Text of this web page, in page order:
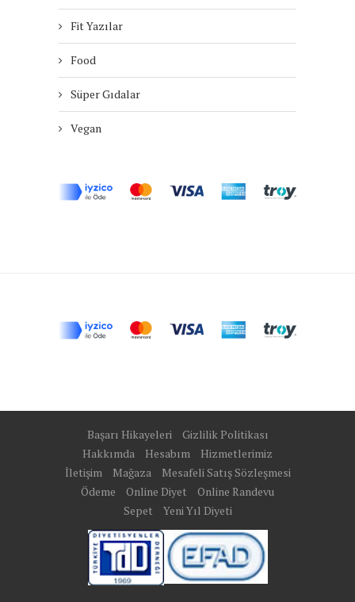
Fit Yazılar
Food
Süper Gıdalar
Vegan
Başarı Hikayeleri
Gizlilik Politikası
Hakkımda
Hesabım
Hizmetlerimiz
İletişim
Mağaza
Mesafeli Satış Sözleşmesi
Ödeme
Online Diyet
Online Randevu
Sepet
Yeni Yıl Diyeti